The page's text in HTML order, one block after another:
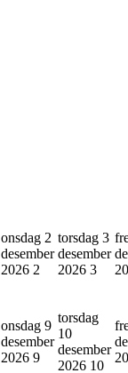
onsdag 2
desember
2026 2
torsdag 3
desember
2026 3
onsdag 9
desember
2026 9
torsdag
10
desember
2026 10